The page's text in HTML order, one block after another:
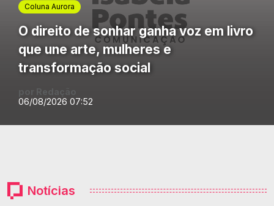
Coluna Aurora
O direito de sonhar ganha voz em livro
que une arte, mulheres e
transformação social
06/08/2026 07:52
Notícias